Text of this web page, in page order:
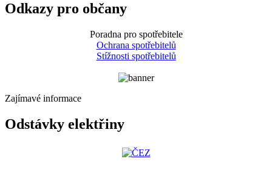
Odkazy pro občany
Poradna pro spotřebitele
Ochrana spotřebitelů
Stížnosti spotřebitelů
Zajímavé informace
Odstávky elektřiny